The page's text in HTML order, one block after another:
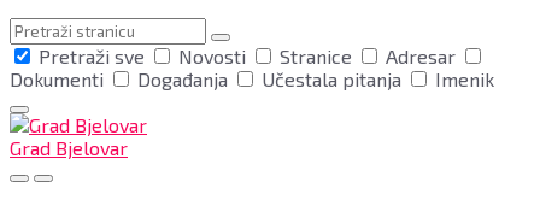
Pretraga
Pretraži sve
Novosti Stranice
Adresar
Dokumenti
Događanja Učestala pitanja Imenik
Grad Bjelovar